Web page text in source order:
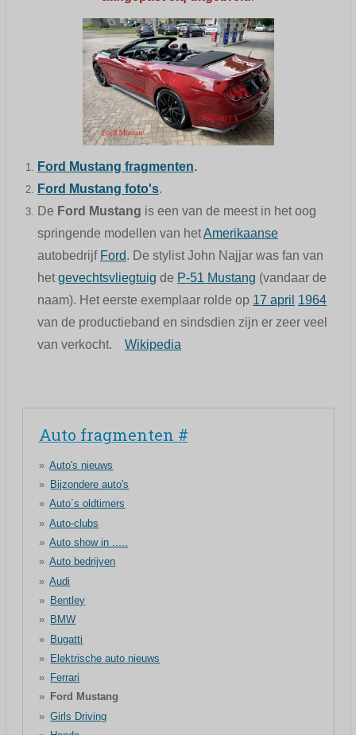
Ford Mustang fragmenten.
Ford Mustang foto's.
De Ford Mustang is een van de meest in het oog
springende modellen van hetAmerikaanse
autobedrijf Ford. De stylist John Najjar was fan van
het gevechtsvliegtuig de P-51 Mustang (vandaar de
naam). Het eerste exemplaar rolde op 17 april 1964
van de productieband en sindsdien zijn er zeer veel
van verkocht. Wikipedia
Auto fragmenten #
Auto's nieuws
Bijzondere auto's
Auto´s oldtimers
Auto-clubs
Auto show in .....
Auto bedrijven
Audi
Bentley
BMW
Bugatti
Elektrische auto nieuws
Ferrari
Ford Mustang
Girls Driving